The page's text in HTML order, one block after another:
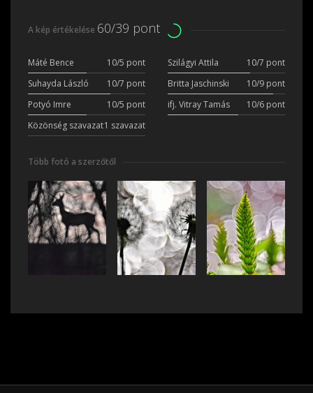
A kép értékelése 60/39 pont
Máté Bence 10/5 pont Szilágyi Attila
10/7 pont
Suhayda László
10/7 pont Britta Jaschinski
10/9 pont
Potyó Imre
10/5 pont ifj. Vitray Tamás
10/6 pont
Közönség szavazat1 szavazat
Több fotó a szerzőtől